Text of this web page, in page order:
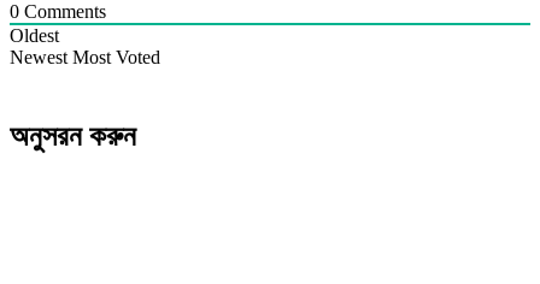
0 Comments
Oldest
Newest Most Voted
অনুসরন করুন